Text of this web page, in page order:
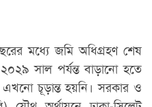
মধ্যে জমি অধিগ্রহণ শেষ
সাল পর্যন্ত বাড়ানো হতে
এখনো চূড়ান্ত হয়নি। সরকার ও